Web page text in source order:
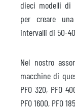
dieci modelli di
per creare
intervalli di 50-
Nel nostro
macchine di
PFO 320, PFO
PFO 1600, PFO